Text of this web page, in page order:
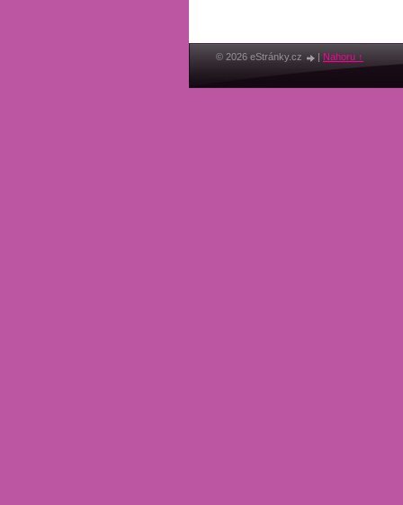
© 2026 eStránky.cz | Nahoru ↑